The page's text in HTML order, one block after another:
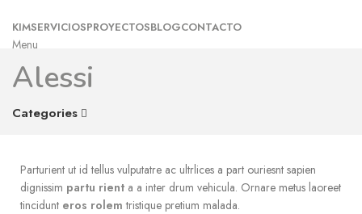
KIMSERVICIOSPROYECTOSBLOGCONTACTO
Menu
Alessi
Categories
Parturient ut id tellus vulputatre ac ultrlices a part ouriesnt sapien
dignissim partu rient a a inter drum vehicula. Ornare metus laoreet
tincidunt eros rolem tristique pretium malada.